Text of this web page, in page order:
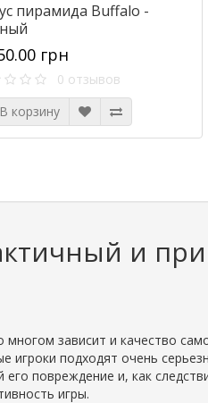
пирамида Buffalo -
грн
0 отзывов
В корзину
и
многом зависит и качество
подходят очень
повреждение и, как
игры.